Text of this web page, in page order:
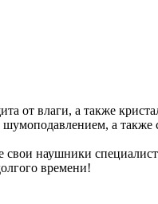
от влаги, а также
шумоподавлением, а
свои наушники
времени!